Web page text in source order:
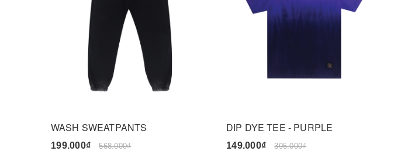
WASH SWEATPANTS
199.000₫ 568.000₫
DIP DYE TEE - PURPLE
149.000₫ 395.000₫